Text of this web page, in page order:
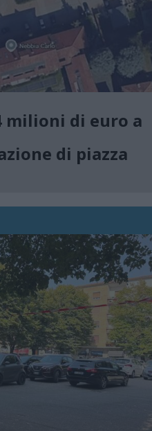
milioni di euro a
di piazza